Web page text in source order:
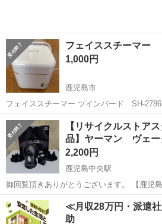
フェイススチーマー
1,000円
鹿児島市
フェイススチーマー ツインバード SH-2786型 数回使用して自宅
してました。 比較的綺麗な状態で、作動確
書なし（型番で検索ください） 気になりましたら、ご気軽にコメント
ください。
鹿児島 鹿児島市 美容家電 スチー
【リサイクルストア
品】ヤーマン ヴェ
2,200円
鹿児島中央駅
御回覧頂きありがとうございます。 【鹿児
ーズ吉野店】 【中古品】ヤーマン ヴェー
PSM-40の出品です。 自宅でできるプロ感覚のエイジングスパヘッド
リフトを...
鹿児島 鹿児島市 鹿児島中央駅 美
≪月収28万円・派遣
助